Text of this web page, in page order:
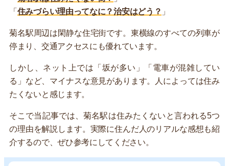
「 住みづらい理由ってなに？治安はどう？ 」
菊名駅周辺は閑静な住宅街です。東横線のすべての列車が
停まり、交通アクセスにも優れています。
しかし、ネット上では「坂が多い」「電車が混雑してい
る」など、マイナスな意見があります。人によっては住み
たくないと感じます。
そこで当記事では、菊名駅は住みたくないと言われる5つ
の理由を解説します。実際に住んだ人のリアルな感想も紹
介するので、ぜひ参考にしてください。